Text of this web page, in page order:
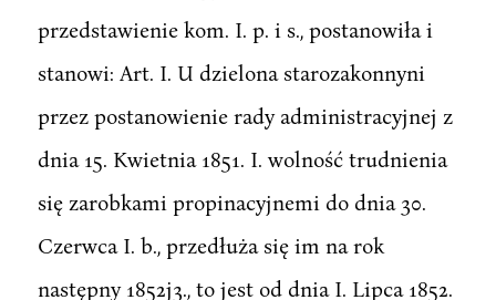
przedstawienie kom. I. p. i s., postanowiła i
stanowi: Art. I. U dzielona starozakonnyni
przez postanowienie rady administracyjnej z
dnia 15. Kwietnia 1851. I. wolność trudnienia
się zarobkami propinacyjnemi do dnia 30.
Czerwca I. b., przedłuża się im na rok
następny 1852j3., to jest od dnia I. Lipca 1852.